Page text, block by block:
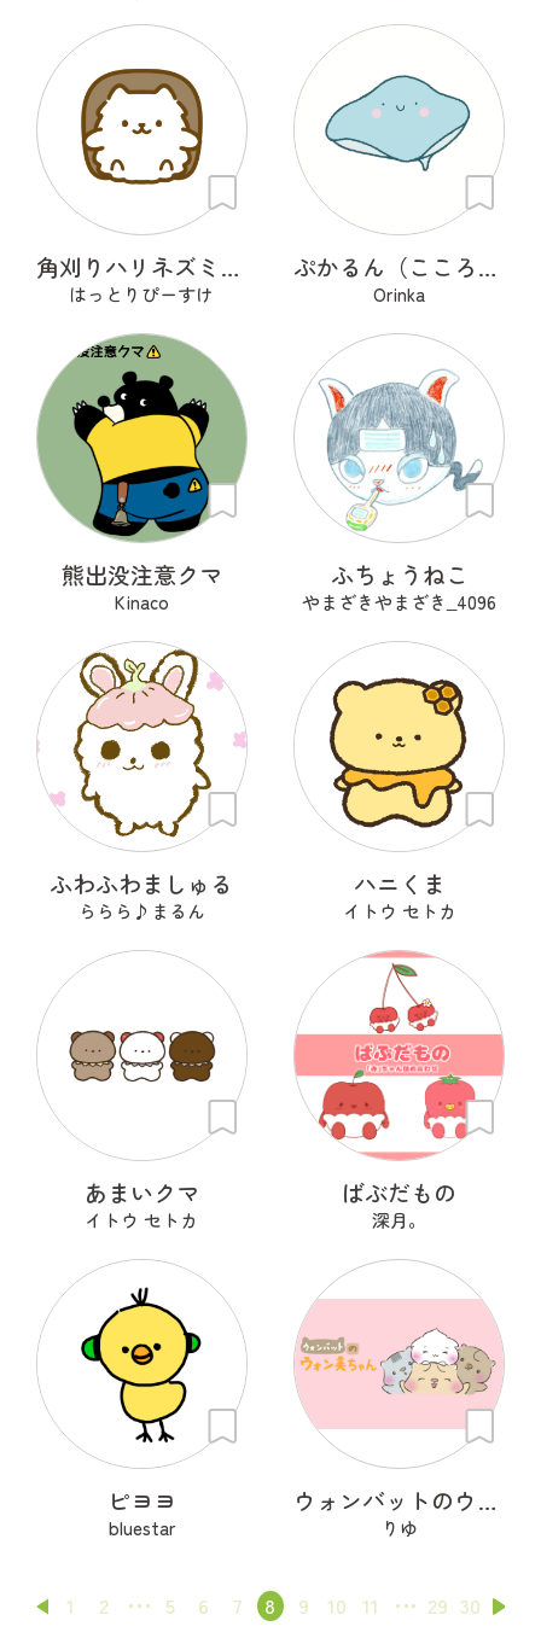
角刈りハリネズミくん
はっとりぴーすけ
ぷかるん（こころの海を旅するエイ）
Orinka
熊出没注意クマ
Kinaco
ふちょうねこ
やまざきやまざき‗4096
ふわふわましゅる
ららら♪まるん
ハニくま
イトウ セトカ
あまいクマ
イトウ セトカ
ばぶだもの
深月。
ピヨヨ
bluestar
ウォンバットのウォン美ちゃん
りゆ
1 2 5 6 7 8 9 10 11 29 30